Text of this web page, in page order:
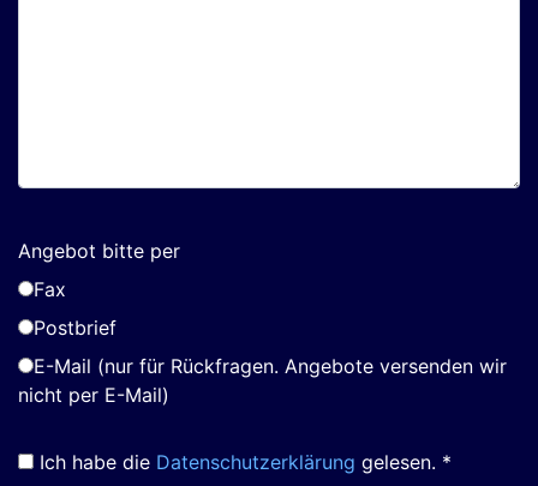
Angebot bitte per
Fax
Postbrief
E-Mail (nur für Rückfragen. Angebote versenden wir
nicht per E-Mail)
Ich habe die Datenschutzerklärung gelesen. *